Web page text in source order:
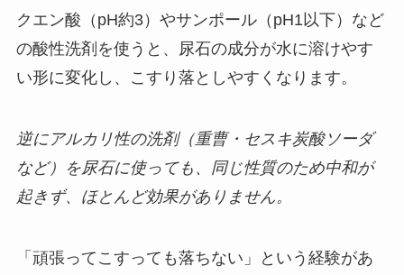
クエン酸（pH約3）やサンポール（pH1以下）など
の酸性洗剤を使うと、尿石の成分が水に溶けやす
い形に変化し、こすり落としやすくなります。
逆にアルカリ性の洗剤（重曹・セスキ炭酸ソーダ
など）を尿石に使っても、同じ性質のため中和が
起きず、ほとんど効果がありません。
「頑張ってこすっても落ちない」という経験があ